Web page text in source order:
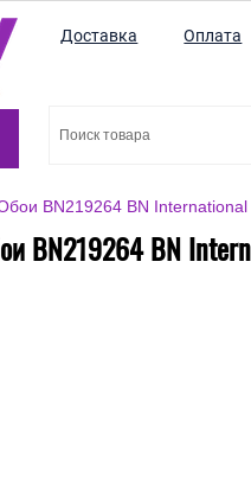
Доставка Оплата
BN219264 BN
BN219264 BN